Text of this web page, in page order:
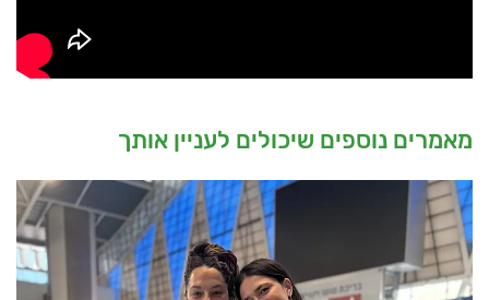
מאמרים נוספים שיכולים לעניין אותך